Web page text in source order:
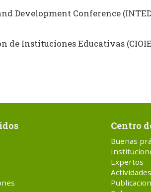
Development Conference
de Instituciones Educativas
Centro
Buenas
Expertos